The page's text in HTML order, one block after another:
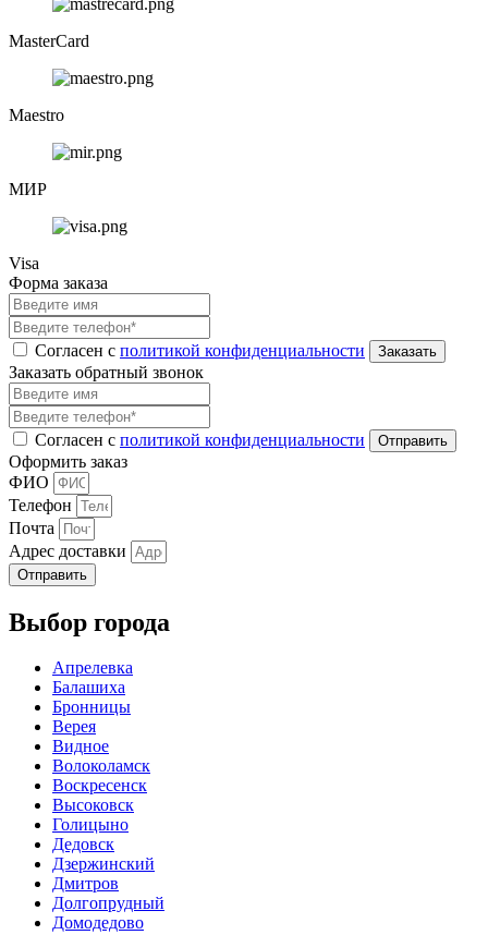
MasterCard
Maestro
МИР
Visa
Форма заказа
Согласен с политикой конфиденциальности
Заказать обратный звонок
Согласен с политикой конфиденциальности
Оформить заказ
ФИО
Телефон
Почта
Адрес доставки
Отправить
Выбор города
Апрелевка
Балашиха
Бронницы
Верея
Видное
Волоколамск
Воскресенск
Высоковск
Голицыно
Дедовск
Дзержинский
Дмитров
Долгопрудный
Домодедово